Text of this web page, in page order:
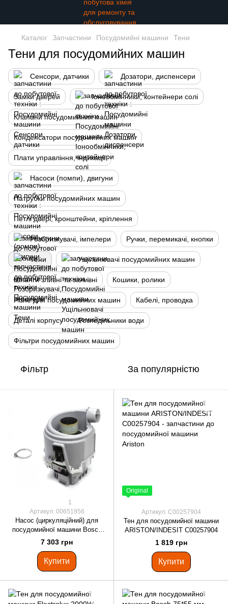
Каталог Запчастини Посудомийні машини Тени
Тени для посудомийних машин
Сенсори, датчики Дозатори, диспенсери
Замки дверей Іонообмінники, контейнери солі
Клапани посудомийних машин
Конденсатори посудомийних машин
Плати управління, індикації
Насоси (помпи), двигуни
Патрубки посудомийних машин
Петлі двері, кронштейни, кріплення
Розбризкувачі, імпелери Ручки, перемикачі, кнопки
Тени Ущільнювачі посудомийних машин
Шланги зливні та заливні Кошики, ролики
Різне для посудомийних машин Кабелі, проводка
Деталі корпусу Розподільники води
Фільтри посудомийних машин
Фільтр За популярністю
1
Артикул: 00651956
Насос (циркуляційний) для
посудомийної машини Bosch
00651956
7 303 грн
Купити
Original
Артикул: C00257904
Тен для посудомийної машини
ARISTON/INDESIT C00257904
1 819 грн
Купити